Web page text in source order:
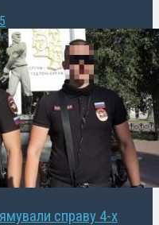
справу 4-х